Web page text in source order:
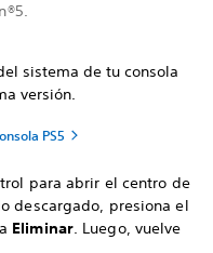
sistema de tu consola
versión.
PS5
para abrir el centro de
descargado, presiona el
Eliminar. Luego, vuelve